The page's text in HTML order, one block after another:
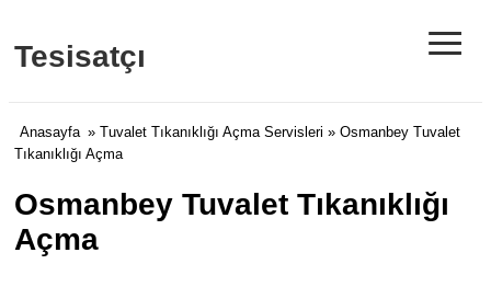
Tesisatçı ≡
Anasayfa » Tuvalet Tıkanıklığı Açma Servisleri » Osmanbey Tuvalet
Tıkanıklığı Açma
Osmanbey Tuvalet Tıkanıklığı
Açma